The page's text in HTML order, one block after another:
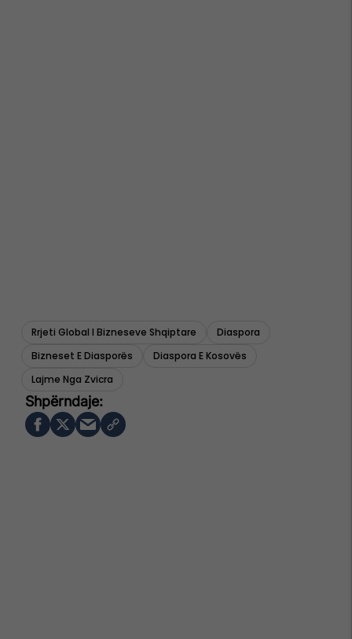
Rrjeti Global I Bizneseve Shqiptare
Diaspora
Bizneset E Diasporës
Diaspora E Kosovës
Lajme Nga Zvicra